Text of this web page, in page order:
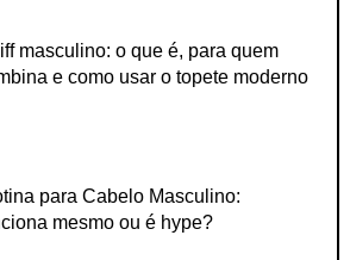
masculino: o que é, para quem
e como usar o topete moderno
para Cabelo Masculino:
mesmo ou é hype?